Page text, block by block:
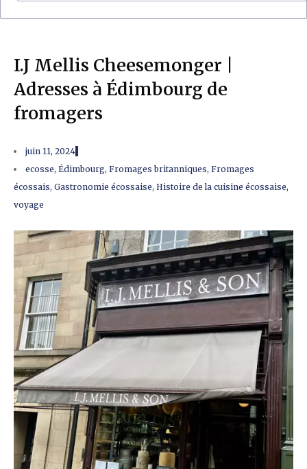
I.J Mellis Cheesemonger |
Adresses à Édimbourg de
fromagers
juin 11, 2024
ecosse, Édimbourg, Fromages britanniques, Fromages
écossais, Gastronomie écossaise, Histoire de la cuisine écossaise,
voyage